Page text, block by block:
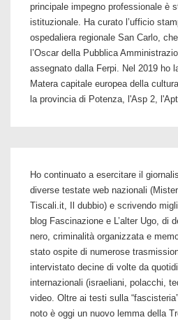
principale impegno professionale è
istituzionale. Ha curato l’ufficio
ospedaliera regionale San Carlo,
l’Oscar della Pubblica
assegnato dalla Ferpi. Nel 2019 ho
Matera capitale europea della
la provincia di Potenza, l'Asp 2,
Ho continuato a esercitare il
diverse testate web nazionali
Tiscali.it, Il dubbio) e scrivendo
blog Fascinazione e L’alter Ugo, di
nero, criminalità organizzata e
stato ospite di numerose
intervistato decine di volte da
internazionali (israeliani, polacchi,
video. Oltre ai testi sulla
noto è oggi un nuovo lemma della